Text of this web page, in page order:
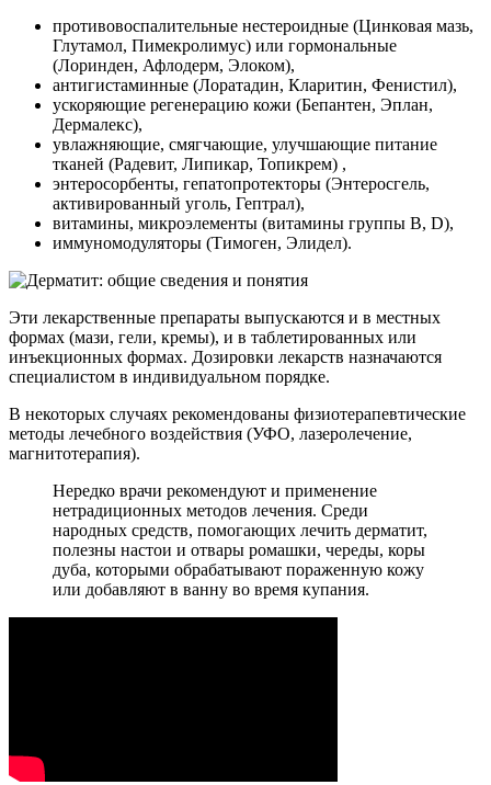
противовоспалительные нестероидные (Цинковая мазь,
Глутамол, Пимекролимус) или гормональные
(Лоринден, Афлодерм, Элоком),
антигистаминные (Лоратадин, Кларитин, Фенистил),
ускоряющие регенерацию кожи (Бепантен, Эплан,
Дермалекс),
увлажняющие, смягчающие, улучшающие питание
тканей (Радевит, Липикар, Топикрем) ,
энтеросорбенты, гепатопротекторы (Энтеросгель,
активированный уголь, Гептрал),
витамины, микроэлементы (витамины группы В, D),
иммуномодуляторы (Тимоген, Элидел).
Эти лекарственные препараты выпускаются и в местных
формах (мази, гели, кремы), и в таблетированных или
инъекционных формах. Дозировки лекарств назначаются
специалистом в индивидуальном порядке.
В некоторых случаях рекомендованы физиотерапевтические
методы лечебного воздействия (УФО, лазеролечение,
магнитотерапия).
Нередко врачи рекомендуют и применение
нетрадиционных методов лечения. Среди
народных средств, помогающих лечить дерматит,
полезны настои и отвары ромашки, череды, коры
дуба, которыми обрабатывают пораженную кожу
или добавляют в ванну во время купания.